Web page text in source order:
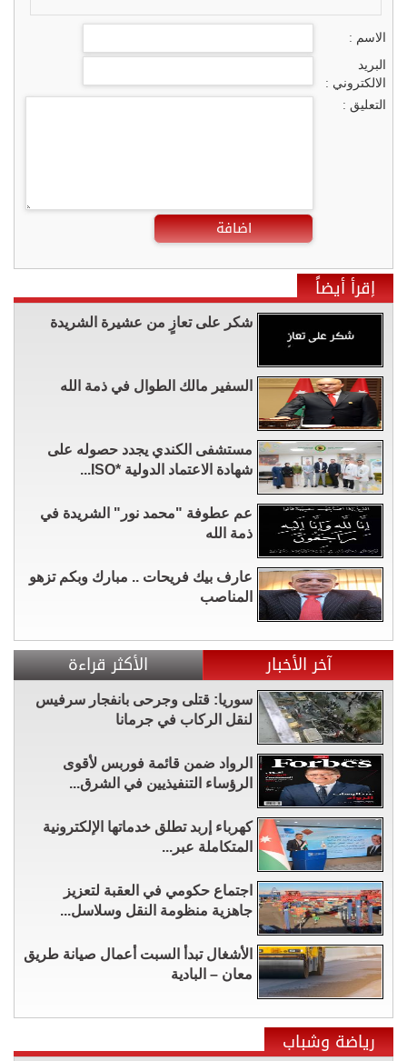
الاسم :
البريد
الالكتروني :
التعليق :
اضافة
إقرأ أيضاً
شكر على تعازٍ من عشيرة الشريدة
السفير مالك الطوال في ذمة الله
مستشفى الكندي يجدد حصوله على
شهادة الاعتماد الدولية *ISO...
عم عطوفة "محمد نور" الشريدة في
ذمة الله
عارف بيك فريحات .. مبارك وبكم تزهو
المناصب
آخر الأخبار الأكثر قراءة
سوريا: قتلى وجرحى بانفجار سرفيس
لنقل الركاب في جرمانا
الرواد ضمن قائمة فوربس لأقوى
الرؤساء التنفيذيين في الشرق...
كهرباء إربد تطلق خدماتها الإلكترونية
المتكاملة عبر...
اجتماع حكومي في العقبة لتعزيز
جاهزية منظومة النقل وسلاسل...
الأشغال تبدأ السبت أعمال صيانة طريق
معان – البادية
رياضة وشباب